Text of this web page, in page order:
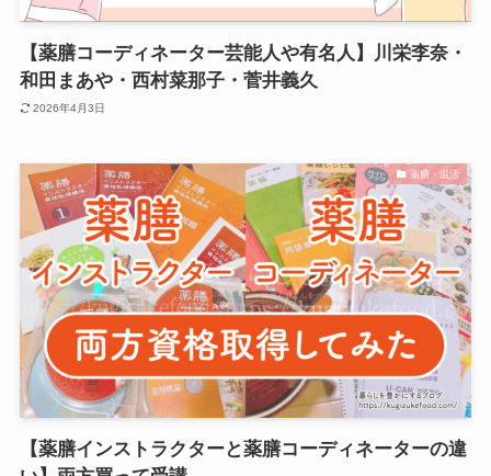
【薬膳コーディネーター芸能人や有名人】川栄李奈・
和田まあや・西村菜那子・菅井義久
2026年4月3日
薬膳・温活
【薬膳インストラクターと薬膳コーディネーターの違